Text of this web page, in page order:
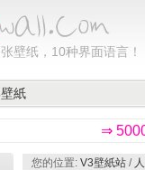
张壁纸，10种界面语言！
紙
⇒
您的位置: V3壁紙站 /